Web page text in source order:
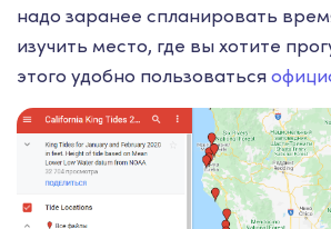
надо заранее спланировать
изучить место, где вы хотите
этого удобно пользоваться